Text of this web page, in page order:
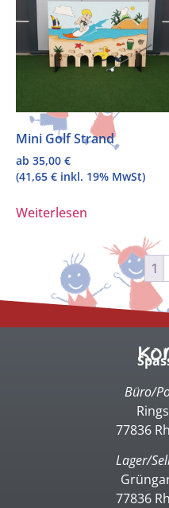
Mini Golf Strand
ab 35,00 €
(41,65 € inkl. 19% MwSt)
Weiterlesen
1
Büro/
77836
Lager/
77836